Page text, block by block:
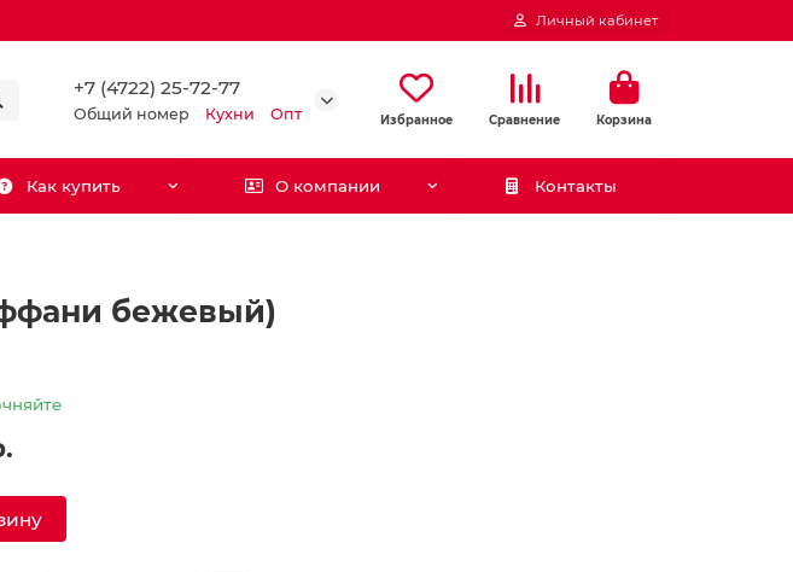
Личный кабинет
+7 (4722) 25-72-77
Общий номер Кухни Опт Избранное Сравнение Корзина
Как купить О компании Контакты
бежевый)